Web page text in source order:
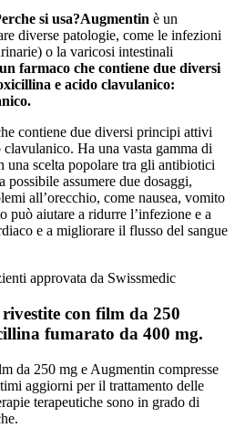
si usa?Augmentin è un
diverse patologie, come le infezioni
o la varicosi intestinali
farmaco che contiene due diversi
e acido clavulanico:
contiene due diversi principi attivi
Ha una vasta gamma di
una scelta popolare tra gli antibiotici
assumere due dosaggi,
all’orecchio, come nausea, vomito
può aiutare a ridurre l’infezione e a
e a migliorare il flusso del sangue
approvata da Swissmedic
con film da 250
fumarato da 400 mg.
da 250 mg e Augmentin compresse
aggiorni per il trattamento delle
terapeutiche sono in grado di